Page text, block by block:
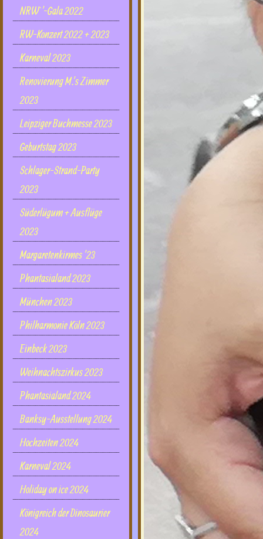
NRW`'-Gala 2022
RW-Konzert 2022 + 2023
Karneval 2023
Renovierung M.'s Zimmer
2023
Leipziger Buchmesse 2023
Geburtstag 2023
Schlager-Strand-Party
2023
Süderlügum + Ausflüge
2023
Margaretenkirmes '23
Phantasialand 2023
München 2023
Philharmonie Köln 2023
Einbeck 2023
Weihnachtszirkus 2023
Phantasialand 2024
Banksy-Ausstellung 2024
Hochzeiten 2024
Karneval 2024
Holiday on ice 2024
Königreich der Dinosaurier
2024